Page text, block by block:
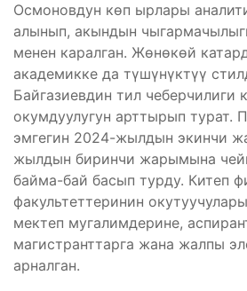
Осмоновдун көп ырлары
алынып, акындын
менен каралган. Жөнөкөй
академикке да түшүнүктүү
Байгазиевдин тил чеберчилиги
окумдуулугун арттырып турат.
эмгегин 2024-жылдын экинчи
жылдын биринчи жарымына
байма-бай басып турду. Китеп
факультеттеринин
мектеп мугалимдерине,
магистранттарга жана жалпы
арналган.